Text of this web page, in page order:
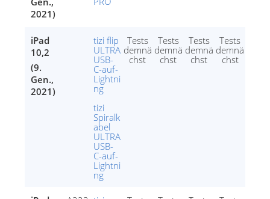
2021)
iPad
10,2
(9.
Gen.,
2021)
tizi flip
ULTRA
USB-
C-auf-
Lightni
ng
tizi
Spiralk
abel
ULTRA
USB-
C-auf-
Lightni
ng
Tests
demnä
chst
Tests
demnä
chst
Tests
demnä
chst
Tests
demnä
chst